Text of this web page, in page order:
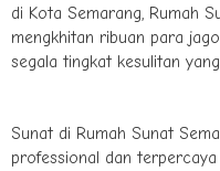
di Kota Semarang, Rumah
mengkhitan ribuan para
segala tingkat kesulitan
Sunat di Rumah Sunat
professional dan